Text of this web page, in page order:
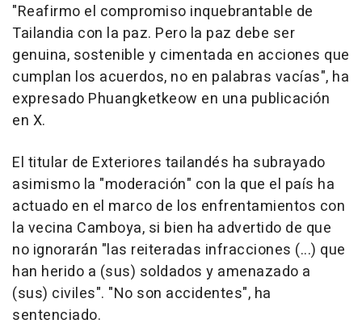
"Reafirmo el compromiso inquebrantable de
Tailandia con la paz. Pero la paz debe ser
genuina, sostenible y cimentada en acciones que
cumplan los acuerdos, no en palabras vacías", ha
expresado Phuangketkeow en una publicación
en X.
El titular de Exteriores tailandés ha subrayado
asimismo la "moderación" con la que el país ha
actuado en el marco de los enfrentamientos con
la vecina Camboya, si bien ha advertido de que
no ignorarán "las reiteradas infracciones (...) que
han herido a (sus) soldados y amenazado a
(sus) civiles". "No son accidentes", ha
sentenciado.